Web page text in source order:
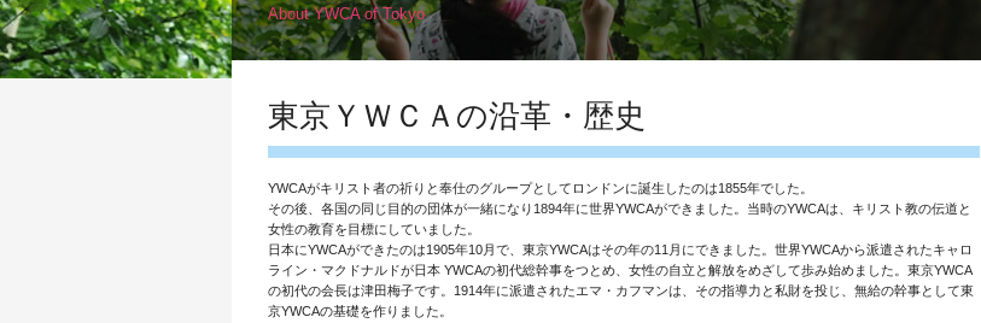
About YWCA of Tokyo
東京ＹＷＣＡの沿革・歴史
YWCAがキリスト者の祈りと奉仕のグループとしてロンドンに誕生したのは1855年でした。
その後、各国の同じ目的の団体が一緒になり1894年に世界YWCAができました。当時のYWCAは、キリスト教の伝道と
女性の教育を目標にしていました。
日本にYWCAができたのは1905年10月で、東京YWCAはその年の11月にできました。世界YWCAから派遣されたキャロ
ライン・マクドナルドが日本 YWCAの初代総幹事をつとめ、女性の自立と解放をめざして歩み始めました。東京YWCA
の初代の会長は津田梅子です。1914年に派遣されたエマ・カフマンは、その指導力と私財を投じ、無給の幹事として東
京YWCAの基礎を作りました。